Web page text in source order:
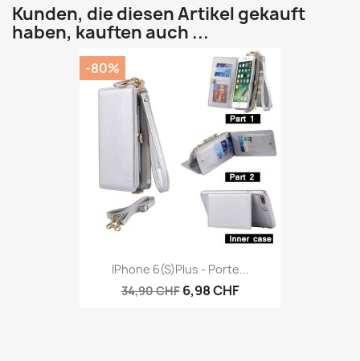
Kunden, die diesen Artikel gekauft
haben, kauften auch ...
IPhone 6(S)plus - Porte...
34,90 CHF 6,98 CHF
-80%